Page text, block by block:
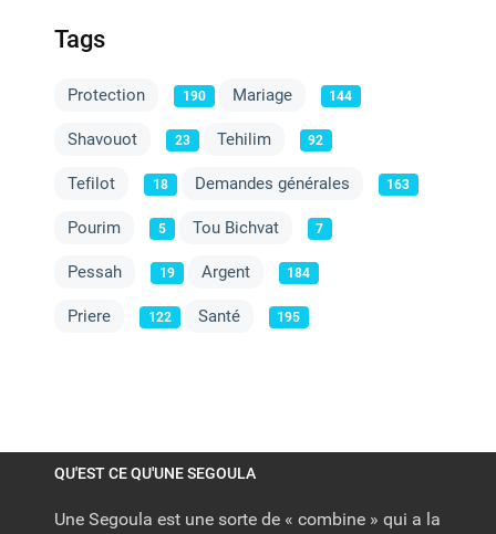
Tags
Protection 190 Mariage 144
Shavouot 23 Tehilim 92
Tefilot 18 Demandes générales 163
Pourim 5 Tou Bichvat 7
Pessah 19 Argent 184
Priere 122 Santé 195
QU'EST CE QU'UNE SEGOULA
Une Segoula est une sorte de « combine » qui a la